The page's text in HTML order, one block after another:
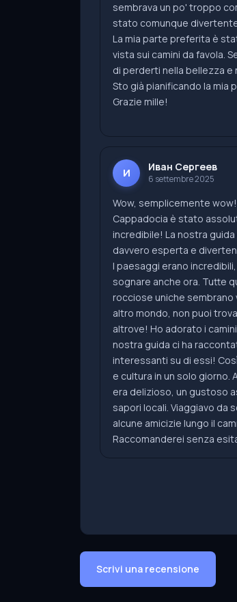
sembrava un po' troppo
stato comunque
La mia parte preferita è
vista sui camini da favola.
di perderti nella bellezza e
Sto già pianificando la mia
Grazie mille!
И Иван Сергеев
6 settembre 2025
Wow, semplicemente
Cappadocia è stato
incredibile! La nostra
davvero esperta e
I paesaggi erano
sognare anche ora. Tutte
rocciose uniche sembrano
altro mondo, non puoi
altrove! Ho adorato i
nostra guida ci ha
interessanti su di essi!
e cultura in un solo giorno.
era delizioso, un gustoso
sapori locali. Viaggiavo da
alcune amicizie lungo il
Raccomanderei senza
Scrivi una recensione